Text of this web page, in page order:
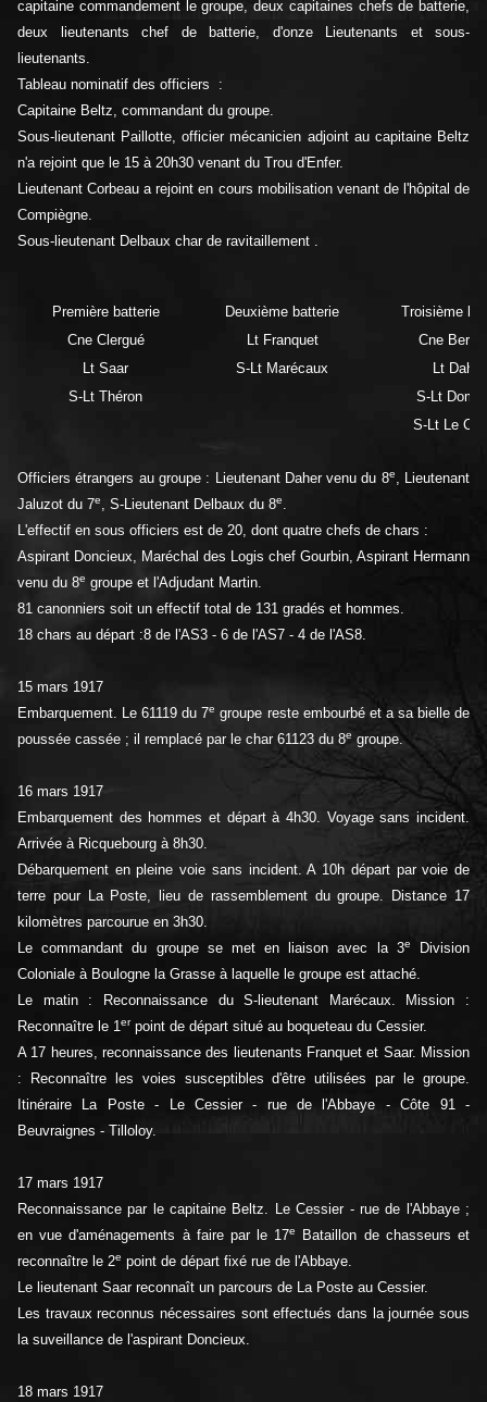
capitaine commandement le groupe, deux capitaines chefs de batterie,
deux lieutenants chef de batterie, d'onze Lieutenants et sous-
lieutenants.
Tableau nominatif des officiers :
Capitaine Beltz, commandant du groupe.
Sous-lieutenant Paillotte, officier mécanicien adjoint au capitaine Beltz
n'a rejoint que le 15 à 20h30 venant du Trou d'Enfer.
Lieutenant Corbeau a rejoint en cours mobilisation venant de l'hôpital de
Compiègne.
Sous-lieutenant Delbaux char de ravitaillement .
Première batterie Deuxième batterie
Troisième
Cne Clergué
Lt Franquet
Cne
Lt Saar
S-Lt Marécaux
Lt Daher
S-Lt Théron
S-Lt
S-Lt Le
Officiers étrangers au groupe : Lieutenant Daher venu du 8e, Lieutenant
Jaluzot du 7e, S-Lieutenant Delbaux du 8e.
L'effectif en sous officiers est de 20, dont quatre chefs de chars :
Aspirant Doncieux, Maréchal des Logis chef Gourbin, Aspirant Hermann
venu du 8e groupe et l'Adjudant Martin.
81 canonniers soit un effectif total de 131 gradés et hommes.
18 chars au départ :8 de l'AS3 - 6 de l'AS7 - 4 de l'AS8.
15 mars 1917
Embarquement. Le 61119 du 7e groupe reste embourbé et a sa bielle de
poussée cassée ; il remplacé par le char 61123 du 8e groupe.
16 mars 1917
Embarquement des hommes et départ à 4h30. Voyage sans incident.
Arrivée à Ricquebourg à 8h30.
Débarquement en pleine voie sans incident. A 10h départ par voie de
terre pour La Poste, lieu de rassemblement du groupe. Distance 17
kilomètres parcourue en 3h30.
Le commandant du groupe se met en liaison avec la 3e
Division
Coloniale à Boulogne la Grasse à laquelle le groupe est attaché.
Le matin : Reconnaissance du S-lieutenant Marécaux. Mission :
Reconnaître le 1erpoint de départ situé au boqueteau du Cessier.
A 17 heures, reconnaissance des lieutenants Franquet et Saar. Mission
: Reconnaître les voies susceptibles d'être utilisées par le groupe.
Itinéraire La Poste - Le Cessier - rue de l'Abbaye - Côte 91 -
Beuvraignes - Tilloloy.
17 mars 1917
Reconnaissance par le capitaine Beltz. Le Cessier - rue de l'Abbaye ;
en vue d'aménagements à faire par le 17e
Bataillon de chasseurs et
reconnaître le 2e point de départ fixé rue de l'Abbaye.
Le lieutenant Saar reconnaît un parcours de La Poste au Cessier.
Les travaux reconnus nécessaires sont effectués dans la journée sous
la suveillance de l'aspirant Doncieux.
18 mars 1917